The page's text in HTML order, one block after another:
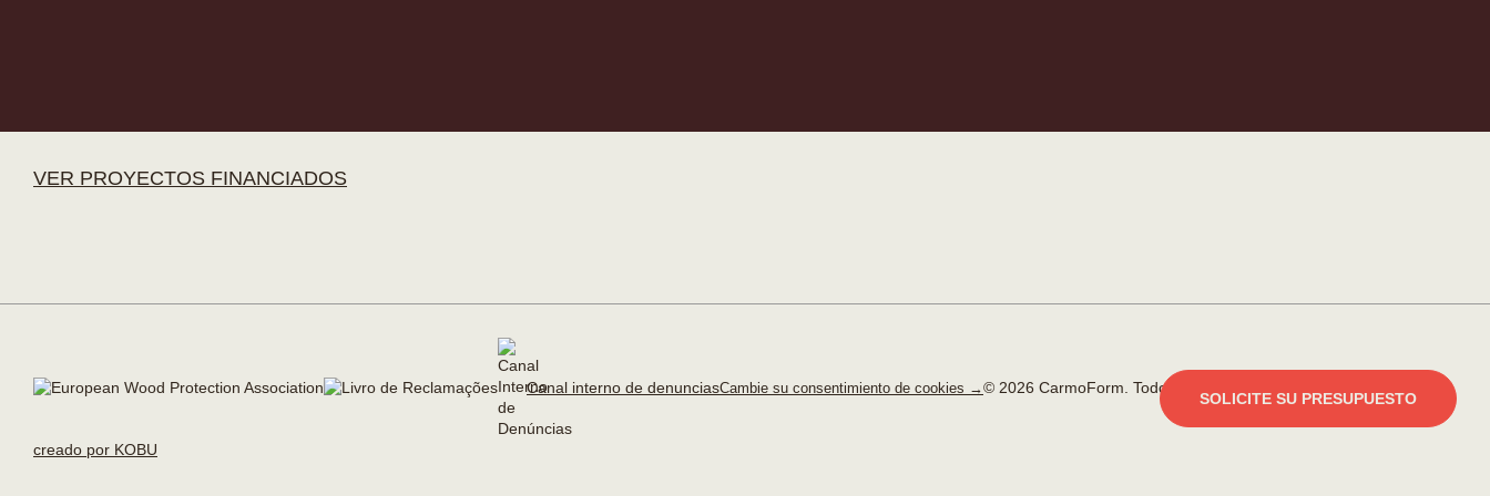
SOLICITE SU PRESUPUESTO
VER PROYECTOS FINANCIADOS
Canal interno de denunciasCambie su consentimiento de cookies →© 2026 CarmoForm. Todos los derechos reservados.
creado por KOBU